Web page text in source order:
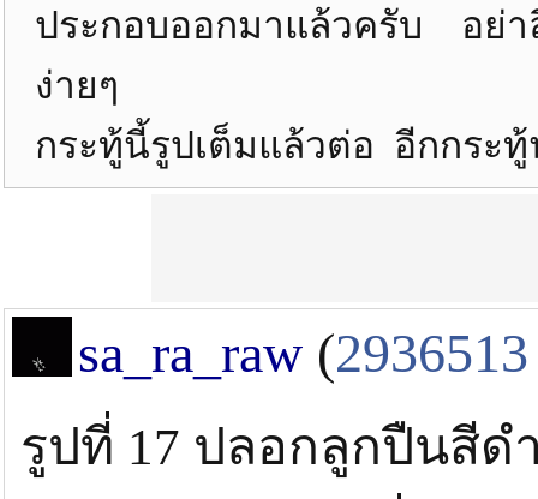
ประกอบออกมาแล้วครับ อย่า
ง่ายๆ
กระทู้นี้รูปเต็มแล้วต่อ อีกกระ
sa_ra_raw (2936513
รูปที่ 17 ปลอกลูกปืนสีด